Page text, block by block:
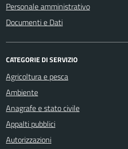
Personale amministrativo
Documenti e Dati
CATEGORIE DI SERVIZIO
Agricoltura e pesca
Ambiente
Anagrafe e stato civile
Appalti pubblici
Autorizzazioni